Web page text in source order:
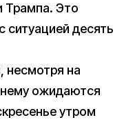
Трампа. Это
десять
несмотря на
ожидаются
утром